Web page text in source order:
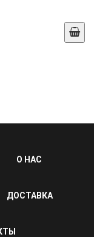
О НАС
ДОСТАВКА